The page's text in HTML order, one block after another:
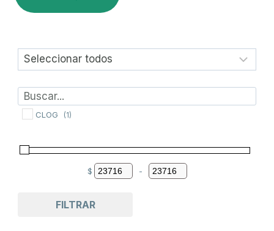
CLOG (1)
$
Minimum Price
-
Maximum Price
FILTRAR